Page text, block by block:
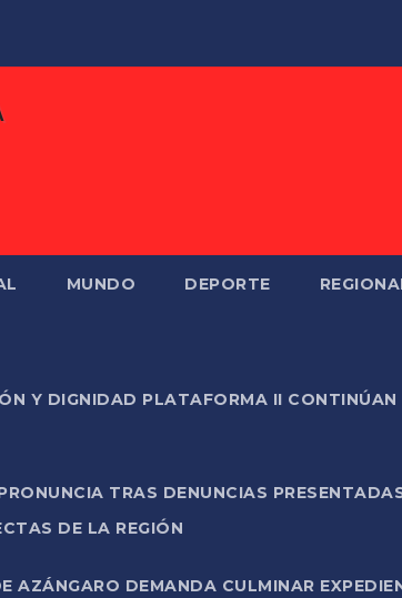
MUNDO DEPORTE
Y DIGNIDAD PLATAFORMA II
TRAS DENUNCIAS
DE LA REGIÓN
AZÁNGARO DEMANDA CULMINAR